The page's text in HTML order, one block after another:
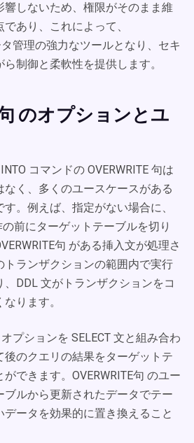
響しないため、権限がそのまま維
あり、これによって、
タ管理の強力なツールとなり、セキ
制御と柔軟性を提供します。
のオプションとユ
コマンドの OVERWRITE 句は
く、多くのユースケースがある
。例えば、指定がない場合に、
前にターゲットテーブルを切り
句 がある挿入文が処理さ
トランザクションの範囲内で実行
DDL 文がトランザクションをコ
ります。
プションを SELECT 文と組み合わ
のクエリの結果をターゲットテ
できます。OVERWRITE句 のユー
ブルから更新されたデータでテー
ータを効果的に置き換えること